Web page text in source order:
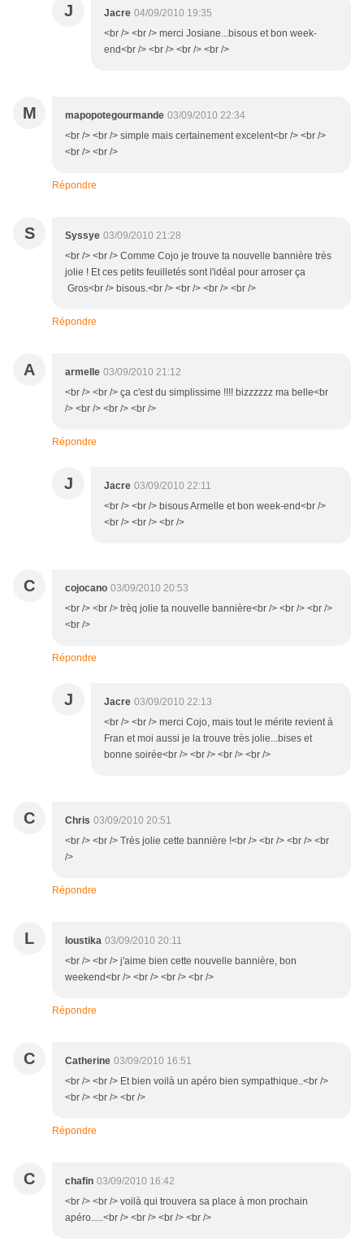
J Jacre 04/09/2010 19:35
<br /> <br /> merci Josiane...bisous et bon week-
end<br /> <br /> <br /> <br />
M mapopotegourmande 03/09/2010 22:34
<br /> <br /> simple mais certainement excelent<br /> <br />
<br /> <br />
Répondre
S Syssye 03/09/2010 21:28
<br /> <br /> Comme Cojo je trouve ta nouvelle bannière très
jolie ! Et ces petits feuilletés sont l'idéal pour arroser ça
Gros<br /> bisous.<br /> <br /> <br /> <br />
Répondre
A armelle 03/09/2010 21:12
<br /> <br /> ça c'est du simplissime !!!! bizzzzzz ma belle<br
/> <br /> <br /> <br />
Répondre
J Jacre 03/09/2010 22:11
<br /> <br /> bisous Armelle et bon week-end<br />
<br /> <br /> <br />
C cojocano 03/09/2010 20:53
<br /> <br /> trèq jolie ta nouvelle bannière<br /> <br /> <br />
<br />
Répondre
J Jacre 03/09/2010 22:13
<br /> <br /> merci Cojo, mais tout le mérite revient à
Fran et moi aussi je la trouve très jolie...bises et
bonne soirée<br /> <br /> <br /> <br />
C Chris 03/09/2010 20:51
<br /> <br /> Très jolie cette bannière !<br /> <br /> <br /> <br
/>
Répondre
L loustika 03/09/2010 20:11
<br /> <br /> j'aime bien cette nouvelle bannière, bon
weekend<br /> <br /> <br /> <br />
Répondre
C Catherine 03/09/2010 16:51
<br /> <br /> Et bien voilà un apéro bien sympathique..<br />
<br /> <br /> <br />
Répondre
C chafin 03/09/2010 16:42
<br /> <br /> voilà qui trouvera sa place à mon prochain
apéro.....<br /> <br /> <br /> <br />